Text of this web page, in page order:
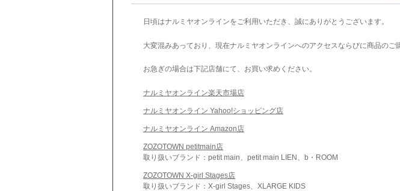
日頃はナルミヤオンラインをご利用いただき、誠にありがとうございます。
大変混みあっており、現在ナルミヤオンラインへのアクセスならびに商品のご
お急ぎの場合は下記店舗にて、お買い求めください。
ナルミヤオンライン楽天市場店
ナルミヤオンライン Yahoo!ショッピング店
ナルミヤオンライン Amazon店
ZOZOTOWN petitmain店
取り扱いブランド：petit main、petit main LIEN、b・ROOM
ZOZOTOWN X-girl Stages店
取り扱いブランド：X-girl Stages、XLARGE KIDS